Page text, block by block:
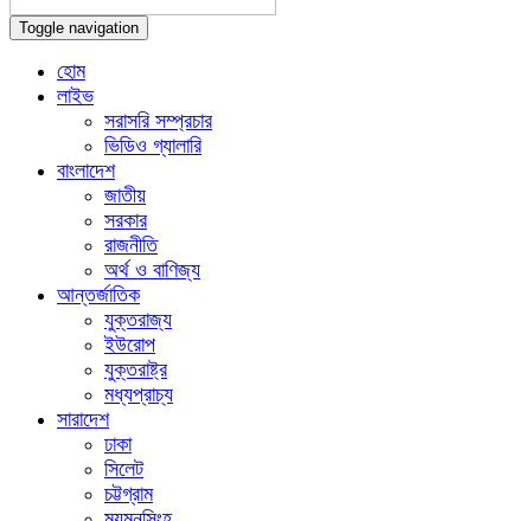
Toggle navigation
হোম
লাইভ
সরাসরি সম্প্রচার
ভিডিও গ্যালারি
বাংলাদেশ
জাতীয়
সরকার
রাজনীতি
অর্থ ও বাণিজ্য
আন্তর্জাতিক
যুক্তরাজ্য
ইউরোপ
যুক্তরাষ্ট্র
মধ্যপ্রাচ্য
সারাদেশ
ঢাকা
সিলেট
চট্টগ্রাম